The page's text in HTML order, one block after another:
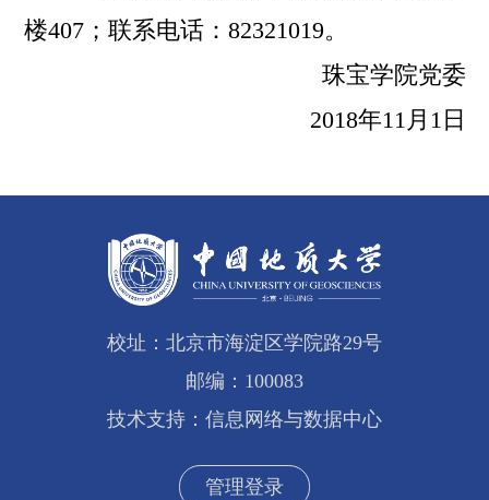
楼407；联系电话：82321019。
珠宝学院党委
2018年11月1日
校址：北京市海淀区学院路29号
邮编：100083
技术支持：信息网络与数据中心
管理登录